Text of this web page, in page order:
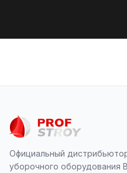
Официальный
уборочного оборудования